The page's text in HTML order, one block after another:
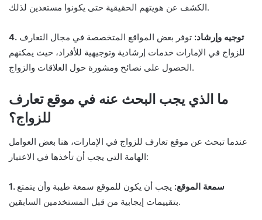
الكشف عن هويتهم الحقيقية حتى يكونوا مستعدين لذلك.
4. توجيه وإرشاد: توفر بعض المواقع المتخصصة في مجال التعارف
للزواج في الإمارات خدمات إرشادية وتوجيهية للأفراد، حيث يمكنهم
الحصول على نصائح ومشورة حول العلاقات والزواج.
ما الذي يجب البحث عنه في موقع تعارف
للزواج؟
عندما تبحث عن موقع تعارف للزواج في الإمارات، هنا بعض العوامل
الهامة التي يجب أن تأخذها في الاعتبار:
1. سمعة الموقع: يجب أن يكون للموقع سمعة طيبة وأن يتمتع
بتقييمات إيجابية من قبل المستخدمين السابقين.